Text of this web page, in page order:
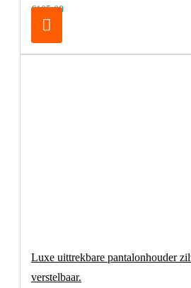
€105,00
Luxe uittrekbare pantalonhouder
verstelbaar.